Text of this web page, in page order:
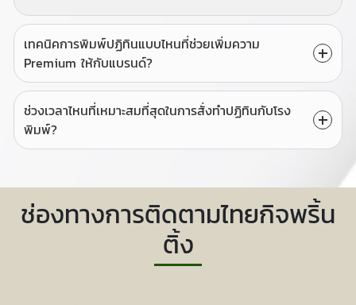
เทคนิคการพิมพ์ปฏิทินแบบไหนที่ช่วยเพิ่มความ
Premium ให้กับแบรนด์?
ช่วงเวลาไหนที่เหมาะสมที่สุดในการสั่งทำปฏิทินกับโรง
พิมพ์?
ช่องทางการติดตามไทยกิจพริ้น
ติ้ง